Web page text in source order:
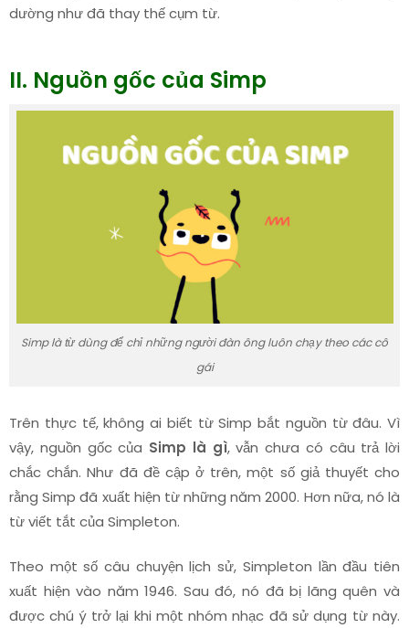
dường như đã thay thế cụm từ.
II. Nguồn gốc của Simp
Simp là từ dùng để chỉ những người đàn ông luôn chạy theo các cô
gái
Trên thực tế, không ai biết từ Simp bắt nguồn từ đâu. Vì
vậy, nguồn gốc của Simp là gì, vẫn chưa có câu trả lời
chắc chắn. Như đã đề cập ở trên, một số giả thuyết cho
rằng Simp đã xuất hiện từ những năm 2000. Hơn nữa, nó là
từ viết tắt của Simpleton.
Theo một số câu chuyện lịch sử, Simpleton lần đầu tiên
xuất hiện vào năm 1946. Sau đó, nó đã bị lãng quên và
được chú ý trở lại khi một nhóm nhạc đã sử dụng từ này.